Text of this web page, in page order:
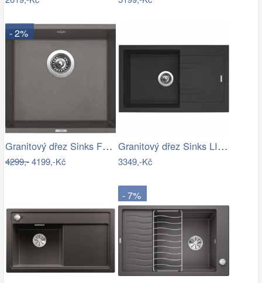
- 2%
Granitový dřez Sinks FRAME 457 Truffle
4299,-4199,-Kč
Granitový dřez Sinks LINEA 780 N…
3349,-Kč
- 7%